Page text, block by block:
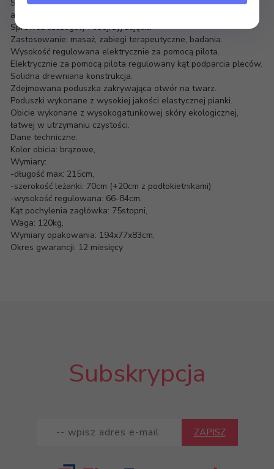
Solidna i jednocześnie efektowna konstrukcja to dodatkowe
atuty modelu.
Sprawdź szczegóły i obejrzyj zdjęcia:
Zastosowanie: masaż, zabiegi terapeutyczne, badania.
Wysokość regulowana elektrycznie za pomocą pilota.
Elektrycznie za pomocą pilota regulowany kąt podparcia pleców.
Solidna drewniana konstrukcja.
Zdejmowana poduszka zakrywająca otwór na twarz.
Poduszki wykonane z wysokiej jakości elastycznej pianki.
Obicie wykonane z wysokogatunkowej skóry ekologicznej,
łatwej w utrzymaniu czystości.
Dane techniczne:
Kolor obicia: brązowe,
Wymiary:
-długość max: 215cm,
-szerokość leżanki: 70cm (+20cm z podłokietnikami)
-wysokość regulowana: 66-84cm,
Kąt pochylenia zagłówka: 75stopni,
Waga: 120kg,
Wymiary opakowania: 194x77x83cm,
Okres gwarancji: 12 miesięcy
Subskrypcja
ZAPISZ